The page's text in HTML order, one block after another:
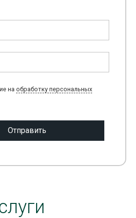
на обработку персональных
Отправить